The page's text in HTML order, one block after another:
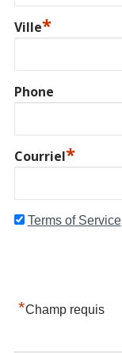
Ville*
Phone
Courriel*
Terms of Service
*Champ requis